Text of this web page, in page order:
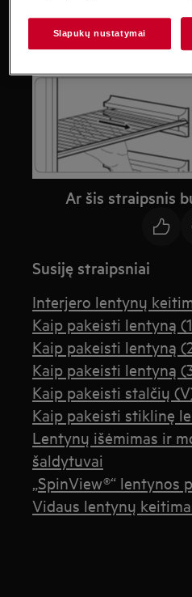
Kilnojamos lentynos
Ar šis straipsnis
Susiję straipsniai
Interjero lentynų
Kaip pakeisti lentyną
Kaip pakeisti lentyną
Kaip pakeisti lentyną
Kaip pakeisti stalčių
Kaip pakeisti stiklinę
Lentynų išėmimas ir
šaldytuvai
„SpinView®“ lentynos
Vidaus lentynų
Slapukų nustatymai